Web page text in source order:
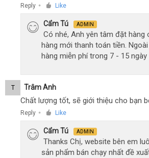
Reply ● Like
Cẩm Tú ADMIN
Có nhé, Anh yên tâm đặt hàng
hàng mới thanh toán tiền.
hàng miễn phí trong 7 - 15 ngày
T Trâm Anh
Chất lượng tốt, sẽ giới thiệu cho bạn
Reply ● Like
Cẩm Tú ADMIN
Thanks Chị, website bên em
sản phẩm bán chạy nhất đề